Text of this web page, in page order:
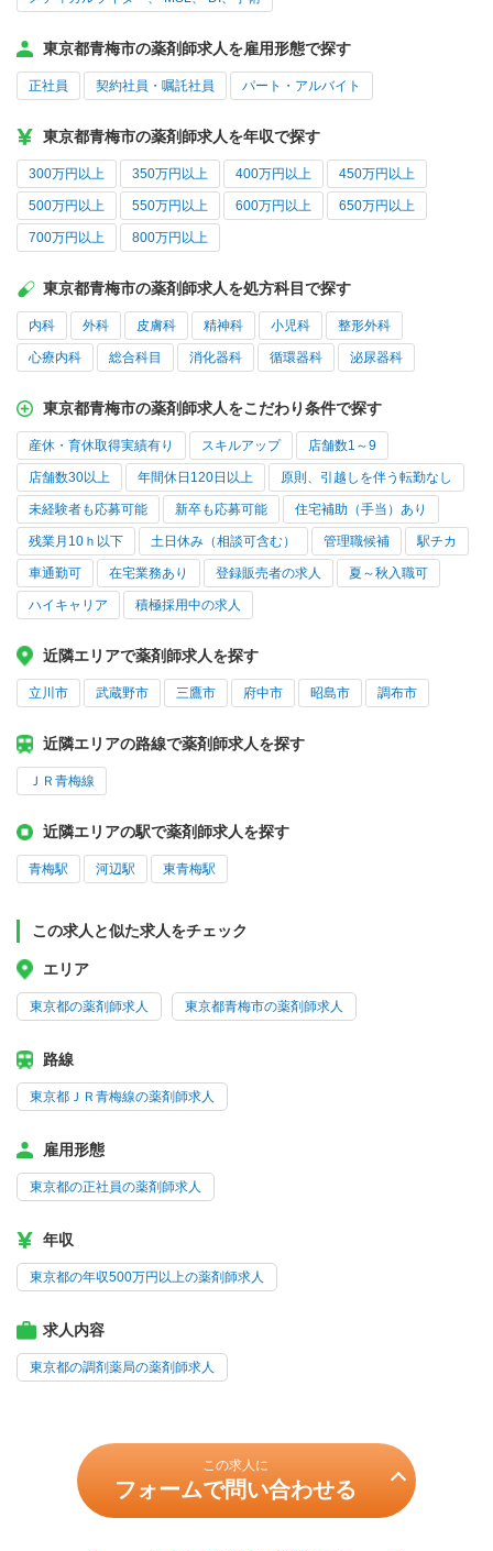
東京都青梅市の薬剤師求人を雇用形態で探す
正社員 契約社員・嘱託社員 パート・アルバイト
東京都青梅市の薬剤師求人を年収で探す
300万円以上 350万円以上 400万円以上 450万円以上
500万円以上 550万円以上 600万円以上 650万円以上
700万円以上 800万円以上
東京都青梅市の薬剤師求人を処方科目で探す
内科 外科 皮膚科 精神科 小児科 整形外科
心療内科 総合科目 消化器科 循環器科 泌尿器科
東京都青梅市の薬剤師求人をこだわり条件で探す
産休・育休取得実績有り スキルアップ 店舗数1～9
店舗数30以上 年間休日120日以上 原則、引越しを伴う転勤なし
未経験者も応募可能 新卒も応募可能 住宅補助（手当）あり
残業月10ｈ以下 土日休み（相談可含む） 管理職候補 駅チカ
車通勤可 在宅業務あり 登録販売者の求人 夏～秋入職可
ハイキャリア 積極採用中の求人
近隣エリアで薬剤師求人を探す
立川市 武蔵野市 三鷹市 府中市 昭島市 調布市
近隣エリアの路線で薬剤師求人を探す
ＪＲ青梅線
近隣エリアの駅で薬剤師求人を探す
青梅駅 河辺駅 東青梅駅
この求人と似た求人をチェック
エリア
東京都の薬剤師求人 東京都青梅市の薬剤師求人
路線
東京都ＪＲ青梅線の薬剤師求人
雇用形態
東京都の正社員の薬剤師求人
年収
東京都の年収500万円以上の薬剤師求人
求人内容
東京都の調剤薬局の薬剤師求人
この求人に
フォームで問い合わせる